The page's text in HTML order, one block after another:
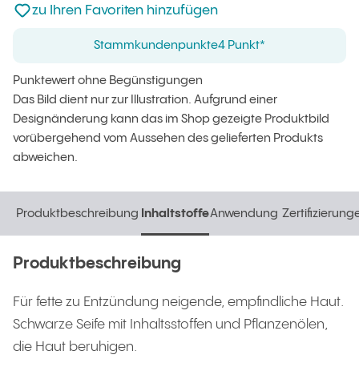
zu den Favoriten nicht hinzugefügt
zu Ihren Favoriten hinzufügen
Stammkundenpunkte4 Punkt*
Punktewert ohne Begünstigungen
Das Bild dient nur zur Illustration. Aufgrund einer
Designänderung kann das im Shop gezeigte Produktbild
vorübergehend vom Aussehen des gelieferten Produkts
abweichen.
Produktbeschreibung
Produktbeschreibung
Inhaltstoffe
Inhaltstoffe
Anwendung
Anwendung
Produktbeschreibung
Für fette zu Entzündung neigende, empfindliche Haut.
Schwarze Seife mit Inhaltsstoffen und Pflanzenölen,
die Haut beruhigen.